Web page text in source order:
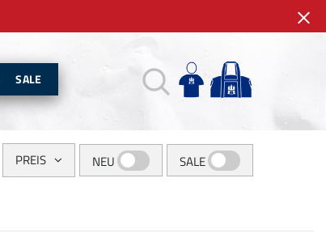
SALE
PREIS NEU
SALE